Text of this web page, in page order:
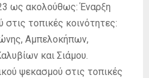
ως ακολούθως: Έναρξη
τοπικές κοινότητες:
Αμπελοκήπων,
και Σιάμου.
ψεκασμού στις τοπικές